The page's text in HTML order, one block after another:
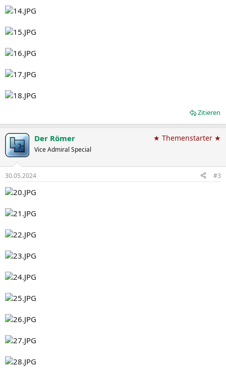
Zitieren
Der Römer
Vice Admiral Special
★ Themenstarter ★
30.05.2024 #3